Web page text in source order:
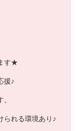
す★
援♪
られる環境あり♪